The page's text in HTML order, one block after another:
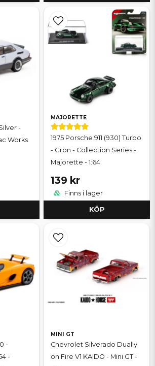
-
Works
MAJORETTE
1975 Porsche 911 (930) Turbo
- Grön - Collection Series -
Majorette - 1:64
139 kr
Finns i lager
KÖP
-
-
MINI GT
Chevrolet Silverado Dually
on Fire V1 KAIDO - Mini GT -